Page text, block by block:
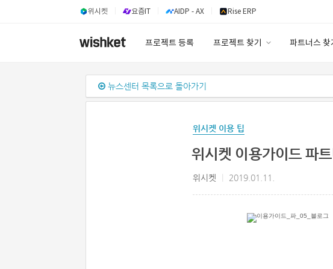
위시켓 요즘IT AIDP - AX Rise ERP
프로젝트 등록 프로젝트 찾기 파트너스 찾
유사사례 검색 AI
뉴스센터 목록으로 돌아가기
위시켓 이용 팁
위시켓 이용가이드 파
위시켓 2019.01.11.